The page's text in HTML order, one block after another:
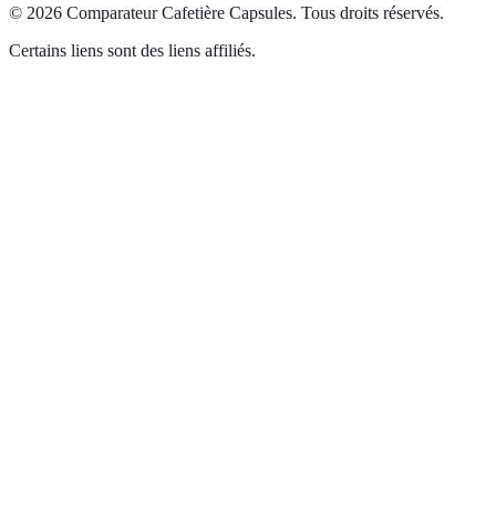
© 2026 Comparateur Cafetière Capsules. Tous droits réservés.
Certains liens sont des liens affiliés.